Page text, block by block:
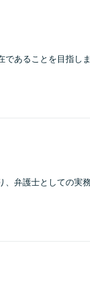
あることを目指しま
、弁護士としての実